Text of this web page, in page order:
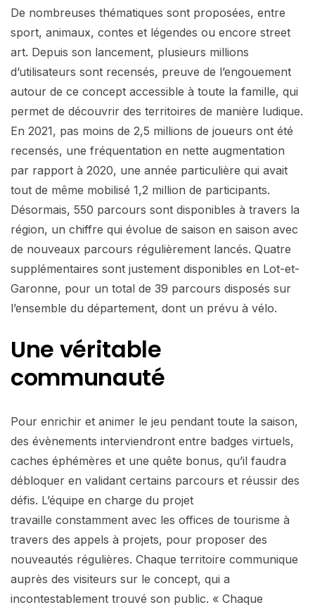
De nombreuses thématiques sont proposées, entre
sport, animaux, contes et légendes ou encore street
art. Depuis son lancement, plusieurs millions
d’utilisateurs sont recensés, preuve de l’engouement
autour de ce concept accessible à toute la famille, qui
permet de découvrir des territoires de manière ludique.
En 2021, pas moins de 2,5 millions de joueurs ont été
recensés, une fréquentation en nette augmentation
par rapport à 2020, une année particulière qui avait
tout de même mobilisé 1,2 million de participants.
Désormais, 550 parcours sont disponibles à travers la
région, un chiffre qui évolue de saison en saison avec
de nouveaux parcours régulièrement lancés. Quatre
supplémentaires sont justement disponibles en Lot-et-
Garonne, pour un total de 39 parcours disposés sur
l’ensemble du département, dont un prévu à vélo.
Une véritable
communauté
Pour enrichir et animer le jeu pendant toute la saison,
des évènements interviendront entre badges virtuels,
caches éphémères et une quête bonus, qu’il faudra
débloquer en validant certains parcours et réussir des
défis. L’équipe en charge du projet
travaille constamment avec les offices de tourisme à
travers des appels à projets, pour proposer des
nouveautés régulières. Chaque territoire communique
auprès des visiteurs sur le concept, qui a
incontestablement trouvé son public. « Chaque